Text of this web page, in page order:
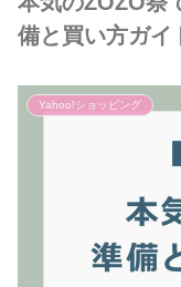
備と買い方ガイ
Yahoo!ショッピング